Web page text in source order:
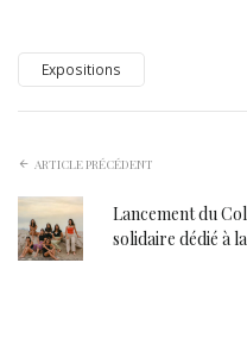
Expositions
ARTICLE PRÉCÉDENT
Lancement du
solidaire dédié à